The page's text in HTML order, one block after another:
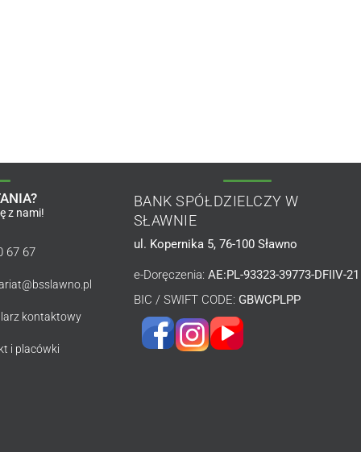
z nami!
67 67
kontaktowy
i placówki
BANK SPÓŁDZIELCZY W
SŁAWNIE
ul. Kopernika 5, 76-100 Sławno
e-Doręczenia: AE:PL-93323-39773-DFIIV-21
BIC / SWIFT CODE: GBWCPLPP